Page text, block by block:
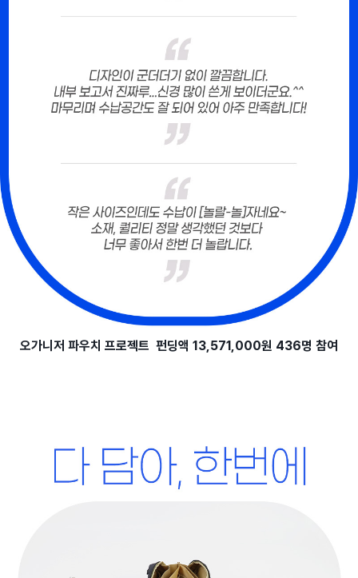
오가니저 파우치 프로젝트 펀딩액 13,571,000원 436명 참여